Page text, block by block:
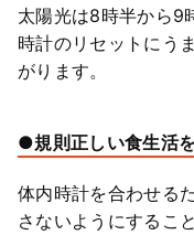
太陽光は8時半から9
時計のリセットにう
がります。
●規則正しい食生活
体内時計を合わせる
さないようにするこ